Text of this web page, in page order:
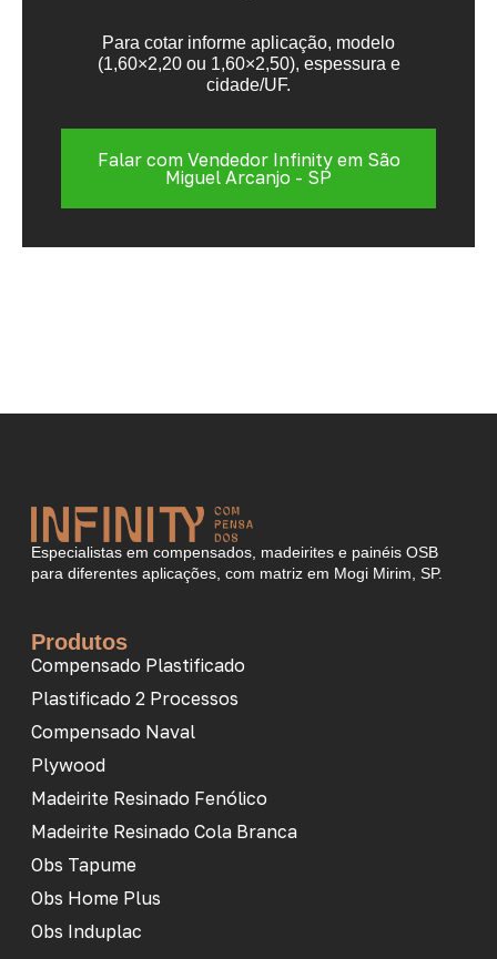
Para cotar informe aplicação, modelo
(1,60×2,20 ou 1,60×2,50), espessura e
cidade/UF.
Falar com Vendedor Infinity em São
Miguel Arcanjo - SP
Especialistas em compensados, madeirites e painéis OSB
para diferentes aplicações, com matriz em Mogi Mirim, SP.
Produtos
Compensado Plastificado
Plastificado 2 Processos
Compensado Naval
Plywood
Madeirite Resinado Fenólico
Madeirite Resinado Cola Branca
Obs Tapume
Obs Home Plus
Obs Induplac